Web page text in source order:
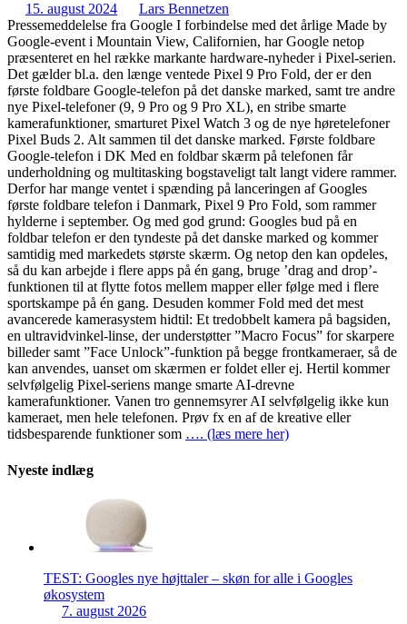
15. august 2024
Lars Bennetzen
Pressemeddelelse fra Google I forbindelse med det årlige Made by
Google-event i Mountain View, Californien, har Google netop
præsenteret en hel række markante hardware-nyheder i Pixel-serien.
Det gælder bl.a. den længe ventede Pixel 9 Pro Fold, der er den
første foldbare Google-telefon på det danske marked, samt tre andre
nye Pixel-telefoner (9, 9 Pro og 9 Pro XL), en stribe smarte
kamerafunktioner, smarturet Pixel Watch 3 og de nye høretelefoner
Pixel Buds 2. Alt sammen til det danske marked. Første foldbare
Google-telefon i DK Med en foldbar skærm på telefonen får
underholdning og multitasking bogstaveligt talt langt videre rammer.
Derfor har mange ventet i spænding på lanceringen af Googles
første foldbare telefon i Danmark, Pixel 9 Pro Fold, som rammer
hylderne i september. Og med god grund: Googles bud på en
foldbar telefon er den tyndeste på det danske marked og kommer
samtidig med markedets største skærm. Og netop den kan opdeles,
så du kan arbejde i flere apps på én gang, bruge ’drag and drop’-
funktionen til at flytte fotos mellem mapper eller følge med i flere
sportskampe på én gang. Desuden kommer Fold med det mest
avancerede kamerasystem hidtil: Et tredobbelt kamera på bagsiden,
en ultravidvinkel-linse, der understøtter ”Macro Focus” for skarpere
billeder samt ”Face Unlock”-funktion på begge frontkameraer, så de
kan anvendes, uanset om skærmen er foldet eller ej. Hertil kommer
selvfølgelig Pixel-seriens mange smarte AI-drevne
kamerafunktioner. Vanen tro gennemsyrer AI selvfølgelig ikke kun
kameraet, men hele telefonen. Prøv fx en af de kreative eller
tidsbesparende funktioner som …. (læs mere her)
Nyeste indlæg
TEST: Googles nye højttaler – skøn for alle i Googles
økosystem
7. august 2026